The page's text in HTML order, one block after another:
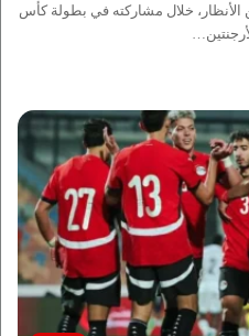
خلال مشاركته في بطولة كأس